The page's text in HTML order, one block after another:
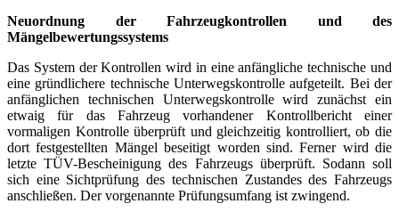
Neuordnung der Fahrzeugkontrollen und des
Mängelbewertungssystems
Das System der Kontrollen wird in eine anfängliche technische und
eine gründlichere technische Unterwegskontrolle aufgeteilt. Bei der
anfänglichen technischen Unterwegskontrolle wird zunächst ein
etwaig für das Fahrzeug vorhandener Kontrollbericht einer
vormaligen Kontrolle überprüft und gleichzeitig kontrolliert, ob die
dort festgestellten Mängel beseitigt worden sind. Ferner wird die
letzte TÜV-Bescheinigung des Fahrzeugs überprüft. Sodann soll
sich eine Sichtprüfung des technischen Zustandes des Fahrzeugs
anschließen. Der vorgenannte Prüfungsumfang ist zwingend.